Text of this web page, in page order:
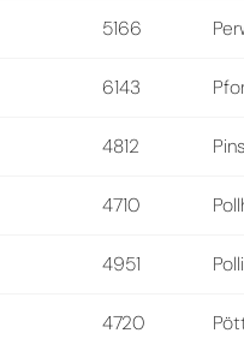
5166
6143
4812
4710
4951
4720